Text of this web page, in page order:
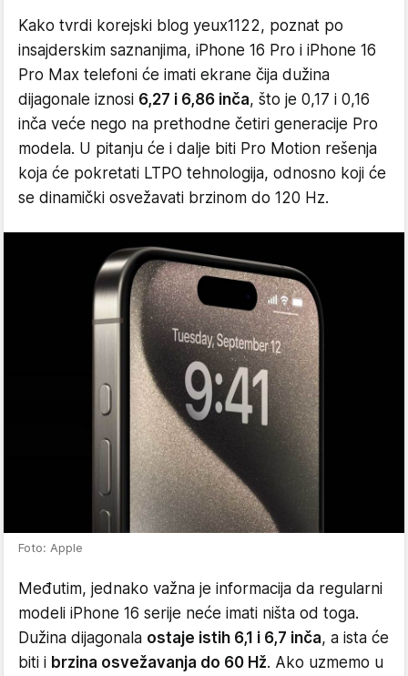
Kako tvrdi korejski blog yeux1122, poznat po
insajderskim saznanjima, iPhone 16 Pro i iPhone 16
Pro Max telefoni će imati ekrane čija dužina
dijagonale iznosi 6,27 i 6,86 inča, što je 0,17 i 0,16
inča veće nego na prethodne četiri generacije Pro
modela. U pitanju će i dalje biti Pro Motion rešenja
koja će pokretati LTPO tehnologija, odnosno koji će
se dinamički osvežavati brzinom do 120 Hz.
Foto: Apple
Međutim, jednako važna je informacija da regularni
modeli iPhone 16 serije neće imati ništa od toga.
Dužina dijagonala ostaje istih 6,1 i 6,7 inča, a ista će
biti i brzina osvežavanja do 60 Hž. Ako uzmemo u